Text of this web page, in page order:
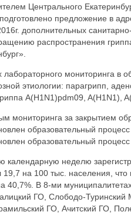
Центрального
предложение в
дополнительных
распространения
лабораторного мониторинга в
этиологии: парагрипп,
A(H1N1)pdm09, A(H1N1),
мониторинга за закрытием
образовательный
образовательный
календарную неделю
19,7 на 100 тыс. населения,
40,7%. В 8-ми
ГО, Слободо-Туринский
ГО, Ачитский ГО,